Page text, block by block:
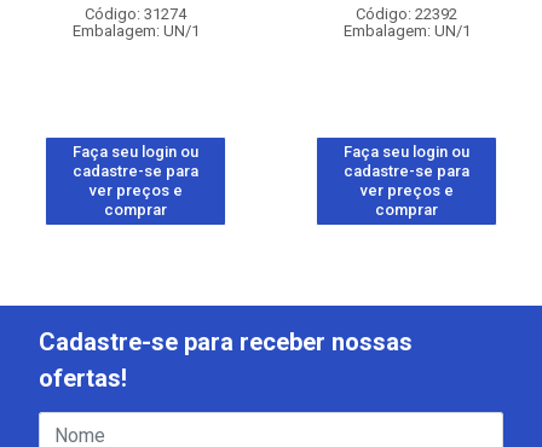
Código: 31274
Embalagem: UN/1
Faça seu login ou
cadastre-se para
ver preços e
comprar
Código: 22392
Embalagem: UN/1
Faça seu login ou
cadastre-se para
ver preços e
comprar
Cadastre-se para receber nossas
ofertas!